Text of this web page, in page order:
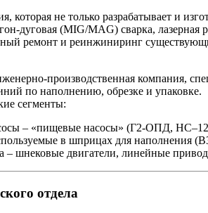
которая не только разрабатывает и
(MIG/MAG) сварка, лазерная
ремонт и реинжиниринг
компания,
по наполнению, обрезке и упаковке.
сегменты:
– «пищевые насосы» (Г2‑ОПД,
в шприцах для наполнения
– шнековые двигатели, линейные
отдела